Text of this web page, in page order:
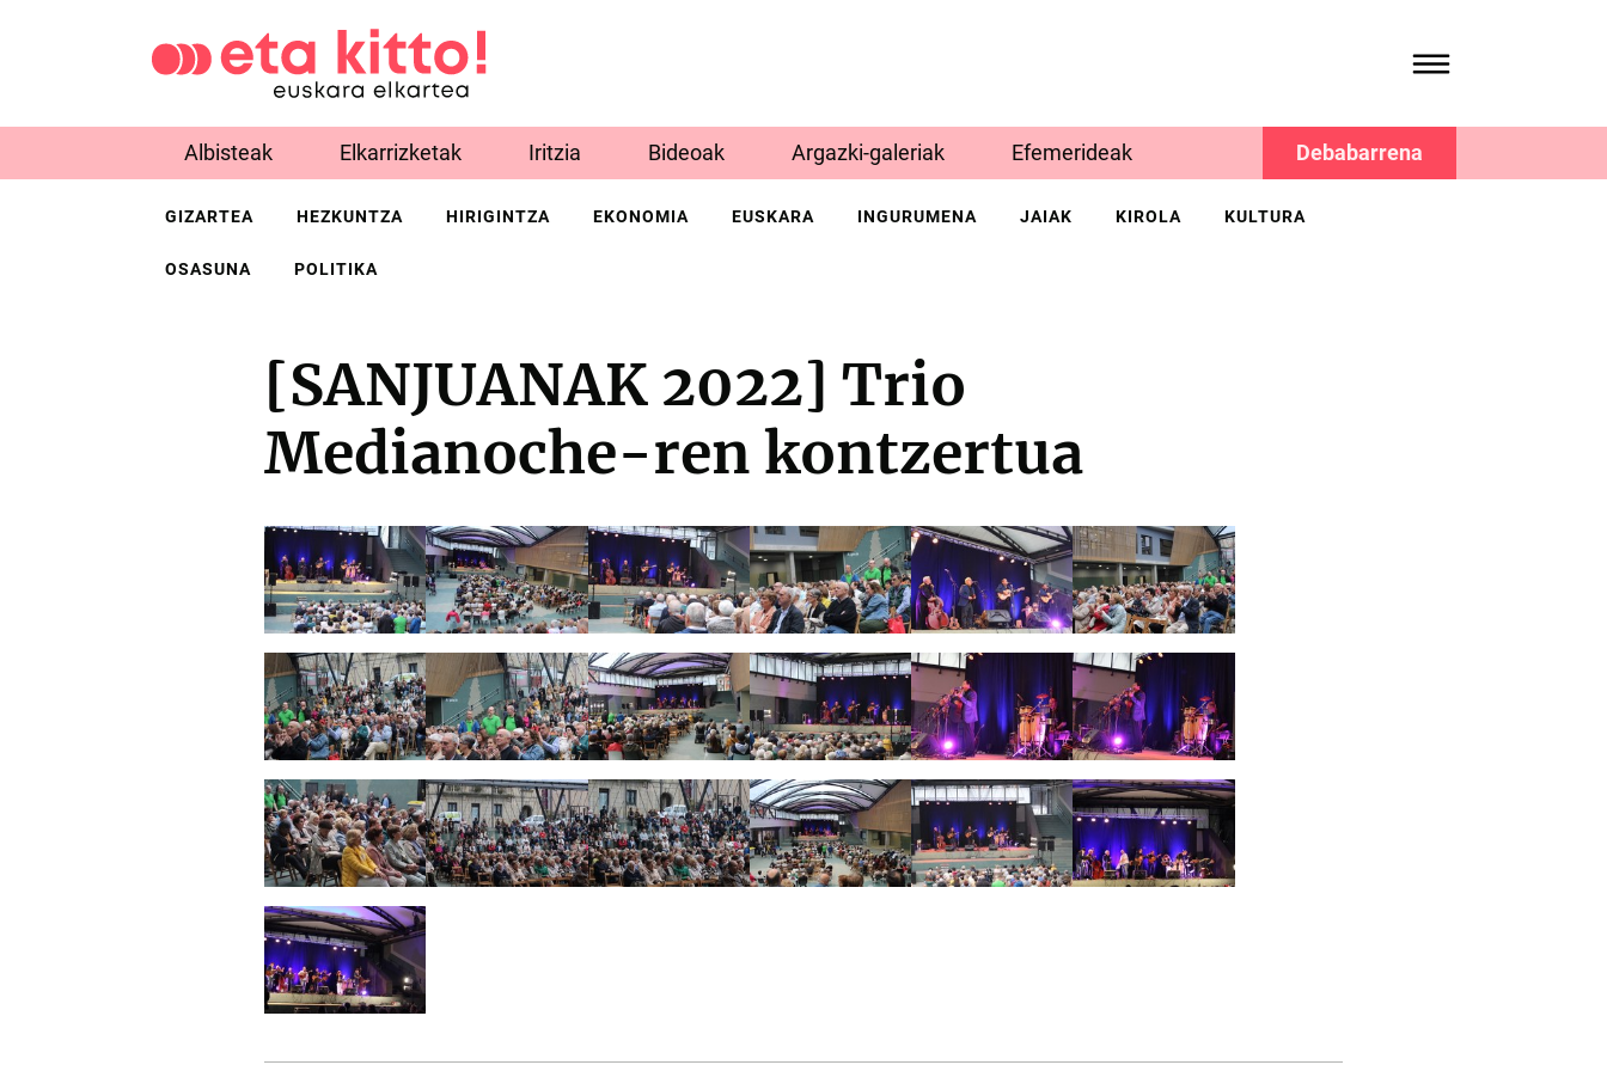
Albisteak Elkarrizketak Iritzia Bideoak Argazki-galeriak Efemerideak Debabarrena
GIZARTEA HEZKUNTZA HIRIGINTZA EKONOMIA EUSKARA INGURUMENA JAIAK KIROLA KULTURA
OSASUNA POLITIKA
[SANJUANAK 2022] Trio
Medianoche-ren kontzertua